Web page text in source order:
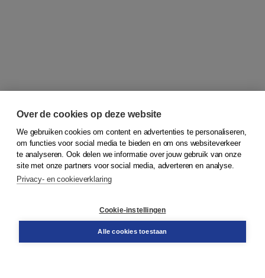
© 2026Koninklijke Boom uitgevers
Bestellen
Over de cookies op deze website
We gebruiken cookies om content en advertenties te personaliseren,
om functies voor social media te bieden en om ons websiteverkeer
te analyseren. Ook delen we informatie over jouw gebruik van onze
site met onze partners voor social media, adverteren en analyse.
Privacy- en cookieverklaring
Cookie-instellingen
Alle cookies toestaan